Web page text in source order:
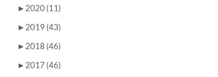
► 2020 (11)
► 2019 (43)
► 2018 (46)
► 2017 (46)